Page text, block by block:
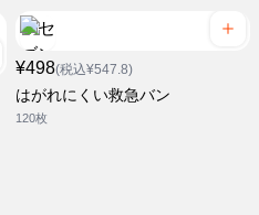
¥498(税込¥547.8)
はがれにくい救急バン
120枚